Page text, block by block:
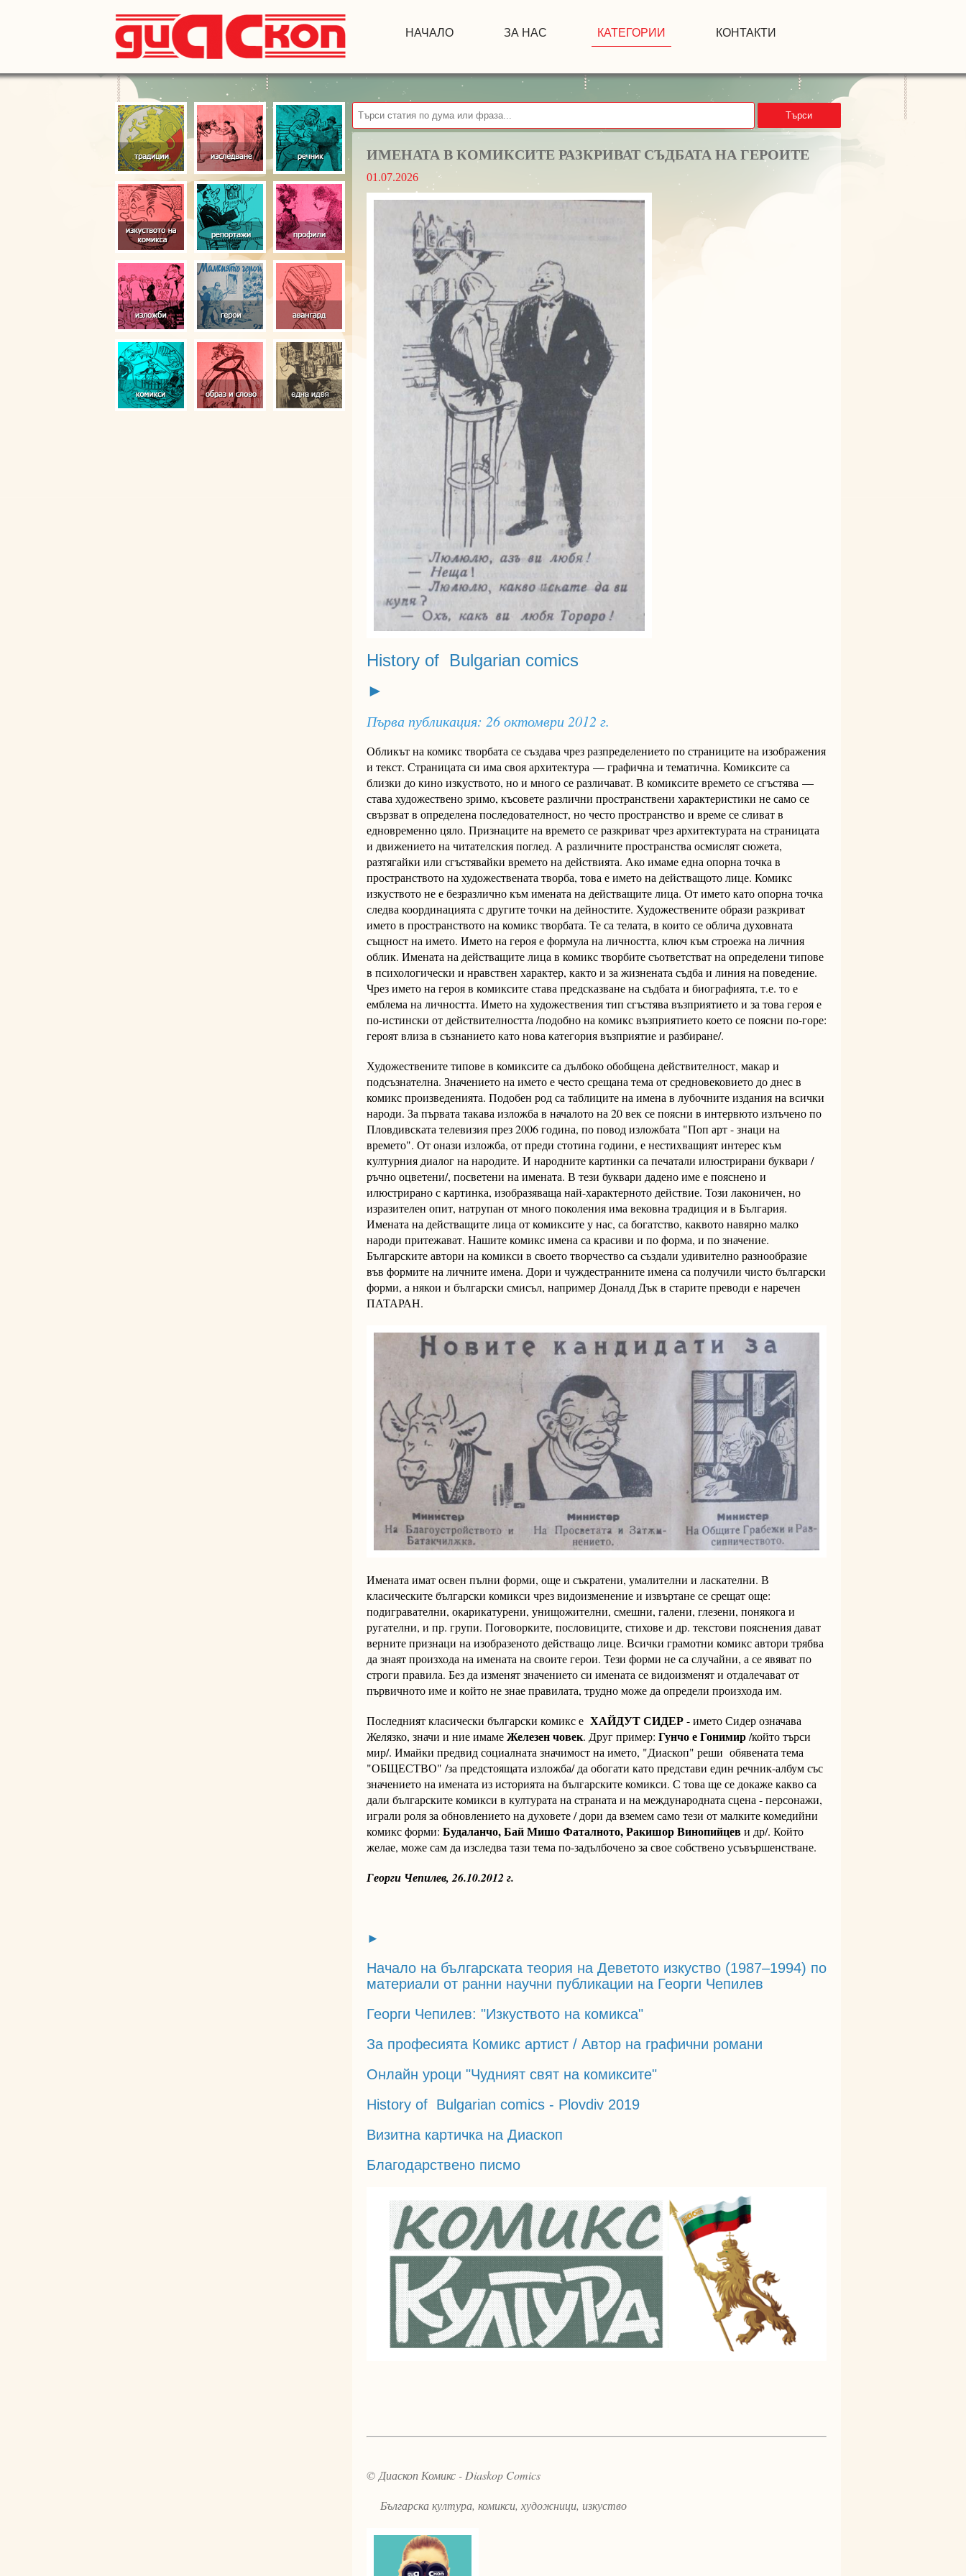
НАЧАЛО ЗА НАС КАТЕГОРИИ КОНТАКТИ
Търси
ИМЕНАТА В КОМИКСИТЕ РАЗКРИВАТ СЪДБАТА НА ГЕРОИТЕ
01.07.2026
History of Bulgarian comics
►
Първа публикация: 26 октомври 2012 г.
Обликът на комикс творбата се създава чрез разпределението по страниците на изображения
и текст. Страницата си има своя архитектура — графична и тематична. Комиксите са
близки до кино изкуството, но и много се различават. В комиксите времето се сгъстява —
става художествено зримо, късовете различни пространствени характеристики не само се
свързват в определена последователност, но често пространство и време се сливат в
едновременно цяло. Признаците на времето се разкриват чрез архитектурата на страницата
и движението на читателския поглед. А различните пространства осмислят сюжета,
разтягайки или сгъстявайки времето на действията. Ако имаме една опорна точка в
пространството на художествената творба, това е името на действащото лице. Комикс
изкуството не е безразлично към имената на действащите лица. От името като опорна точка
следва координацията с другите точки на дейностите. Художествените образи разкриват
името в пространството на комикс творбата. Те са телата, в които се облича духовната
същност на името. Името на героя е формула на личността, ключ към строежа на личния
облик. Имената на действащите лица в комикс творбите съответстват на определени типове
в психологически и нравствен характер, както и за жизнената съдба и линия на поведение.
Чрез името на героя в комиксите става предсказване на съдбата и биографията, т.е. то е
емблема на личността. Името на художествения тип сгъстява възприятието и за това героя е
по-истински от действителността /подобно на комикс възприятието което се поясни по-горе:
героят влиза в съзнанието като нова категория възприятие и разбиране/.
Художествените типове в комиксите са дълбоко обобщена действителност, макар и
подсъзнателна. Значението на името е често срещана тема от средновековието до днес в
комикс произведенията. Подобен род са таблиците на имена в лубочните издания на всички
народи. За първата такава изложба в началото на 20 век се поясни в интервюто излъчено по
Пловдивската телевизия през 2006 година, по повод изложбата "Поп арт - знаци на
времето". От онази изложба, от преди стотина години, е нестихващият интерес към
културния диалог на народите. И народните картинки са печатали илюстрирани буквари /
ръчно оцветени/, посветени на имената. В тези буквари дадено име е пояснено и
илюстрирано с картинка, изобразяваща най-характерното действие. Този лаконичен, но
изразителен опит, натрупан от много поколения има вековна традиция и в България.
Имената на действащите лица от комиксите у нас, са богатство, каквото навярно малко
народи притежават. Нашите комикс имена са красиви и по форма, и по значение.
Българските автори на комикси в своето творчество са създали удивително разнообразие
във формите на личните имена. Дори и чуждестранните имена са получили чисто български
форми, а някои и български смисъл, например Доналд Дък в старите преводи е наречен
ПАТАРАН.
Имената имат освен пълни форми, още и съкратени, умалителни и ласкателни. В
класическите български комикси чрез видоизменение и извъртане се срещат още:
подигравателни, окарикатурени, унищожителни, смешни, галени, глезени, понякога и
ругателни, и пр. групи. Поговорките, пословиците, стихове и др. текстови пояснения дават
верните признаци на изобразеното действащо лице. Всички грамотни комикс автори трябва
да знаят произхода на имената на своите герои. Тези форми не са случайни, а се явяват по
строги правила. Без да изменят значението си имената се видоизменят и отдалечават от
първичното име и който не знае правилата, трудно може да определи произхода им.
Последният класически български комикс е ХАЙДУТ СИДЕР- името Сидер означава
Желязко, значи и ние имамеЖелезен човек. Друг пример: Гунчо е Гонимир/който търси
мир/. Имайки предвид социалната значимост на името, "Диаскоп" реши обявената тема
"ОБЩЕСТВО" /за предстоящата изложба/ да обогати като представи един речник-албум със
значението на имената из историята на българските комикси. С това ще се докаже какво са
дали българските комикси в културата на страната и на международната сцена - персонажи,
играли роля за обновлението на духовете / дори да вземем само тези от малките комедийни
комикс форми: Будаланчо, Бай Мишо Фаталното, Ракишор Винопийцеви др/. Който
желае, може сам да изследва тази тема по-задълбочено за свое собствено усъвършенстване.
Георги Чепилев, 26.10.2012 г.
►
Начало на българската теория на Деветото изкуство (1987–1994) по
материали от ранни научни публикации на Георги Чепилев
Георги Чепилев: "Изкуството на комикса"
За професията Комикс артист / Автор на графични романи
Онлайн уроци "Чудният свят на комиксите"
History of Bulgarian comics - Plovdiv 2019
Визитна картичка на Диаскоп
Благодарствено писмо
© Диаскоп Комикс - Diaskop Comics
Българска култура, комикси, художници, изкуство